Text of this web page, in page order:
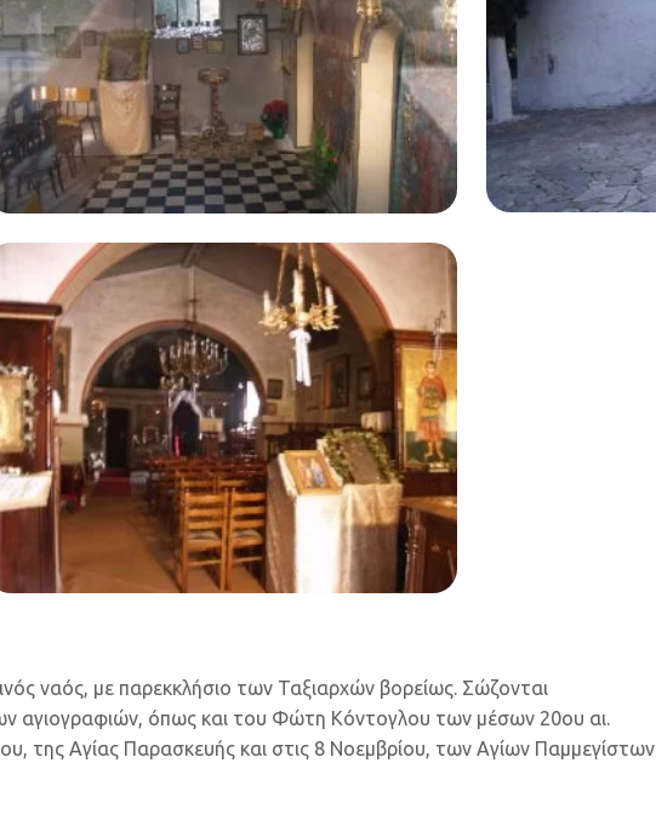
ναός, με παρεκκλήσιο των Ταξιαρχών βορείως. Σώζονται
αγιογραφιών, όπως και του Φώτη Κόντογλου των μέσων 20ου αι.
της Αγίας Παρασκευής και στις 8 Νοεμβρίου, των Αγίων Παμμεγίστων